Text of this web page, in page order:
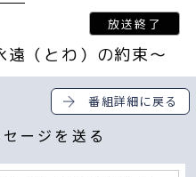
遠（とわ）の約束～
番組詳細に戻る
ージを送る